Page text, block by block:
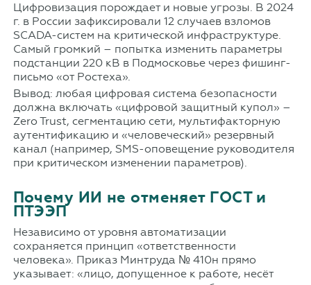
Цифровизация порождает и новые угрозы. В 2024
г. в России зафиксировали 12 случаев взломов
SCADA-систем на критической инфраструктуре.
Самый громкий – попытка изменить параметры
подстанции 220 кВ в Подмосковье через фишинг-
письмо «от Ростеха».
Вывод: любая цифровая система безопасности
должна включать «цифровой защитный купол» –
Zero Trust, сегментацию сети, мультифакторную
аутентификацию и «человеческий» резервный
канал (например, SMS-оповещение руководителя
при критическом изменении параметров).
Почему ИИ не отменяет ГОСТ и
ПТЭЭП
Независимо от уровня автоматизации
сохраняется принцип «ответственности
человека». Приказ Минтруда № 410н прямо
указывает: «лицо, допущенное к работе, несёт